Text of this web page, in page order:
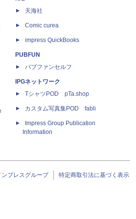
天海社
Comic curea
impress QuickBooks
PUBFUN
パブファンセルフ
IPGネットワーク
TシャツPOD pTa.shop
カスタム写真集POD fabli
Impress Group Publication
Information
ンプレスグループ 特定商取引法に基づく表示